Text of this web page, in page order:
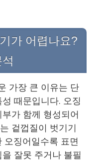
가 어렵나요?
가장 큰 이유는 단
때문입니다. 오징
가 함께 형성되어
겉껍질이 벗기기
오징어일수록 표면
잘못 주거나 불필